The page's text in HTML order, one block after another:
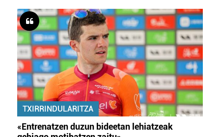
TXIRRINDULARITZA
«Entrenatzen duzun bideetan lehiatzeak